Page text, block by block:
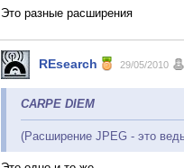
Это разные расширения
REsearch 29/05/2010
CARPE DIEM
(Расширение JPEG - это